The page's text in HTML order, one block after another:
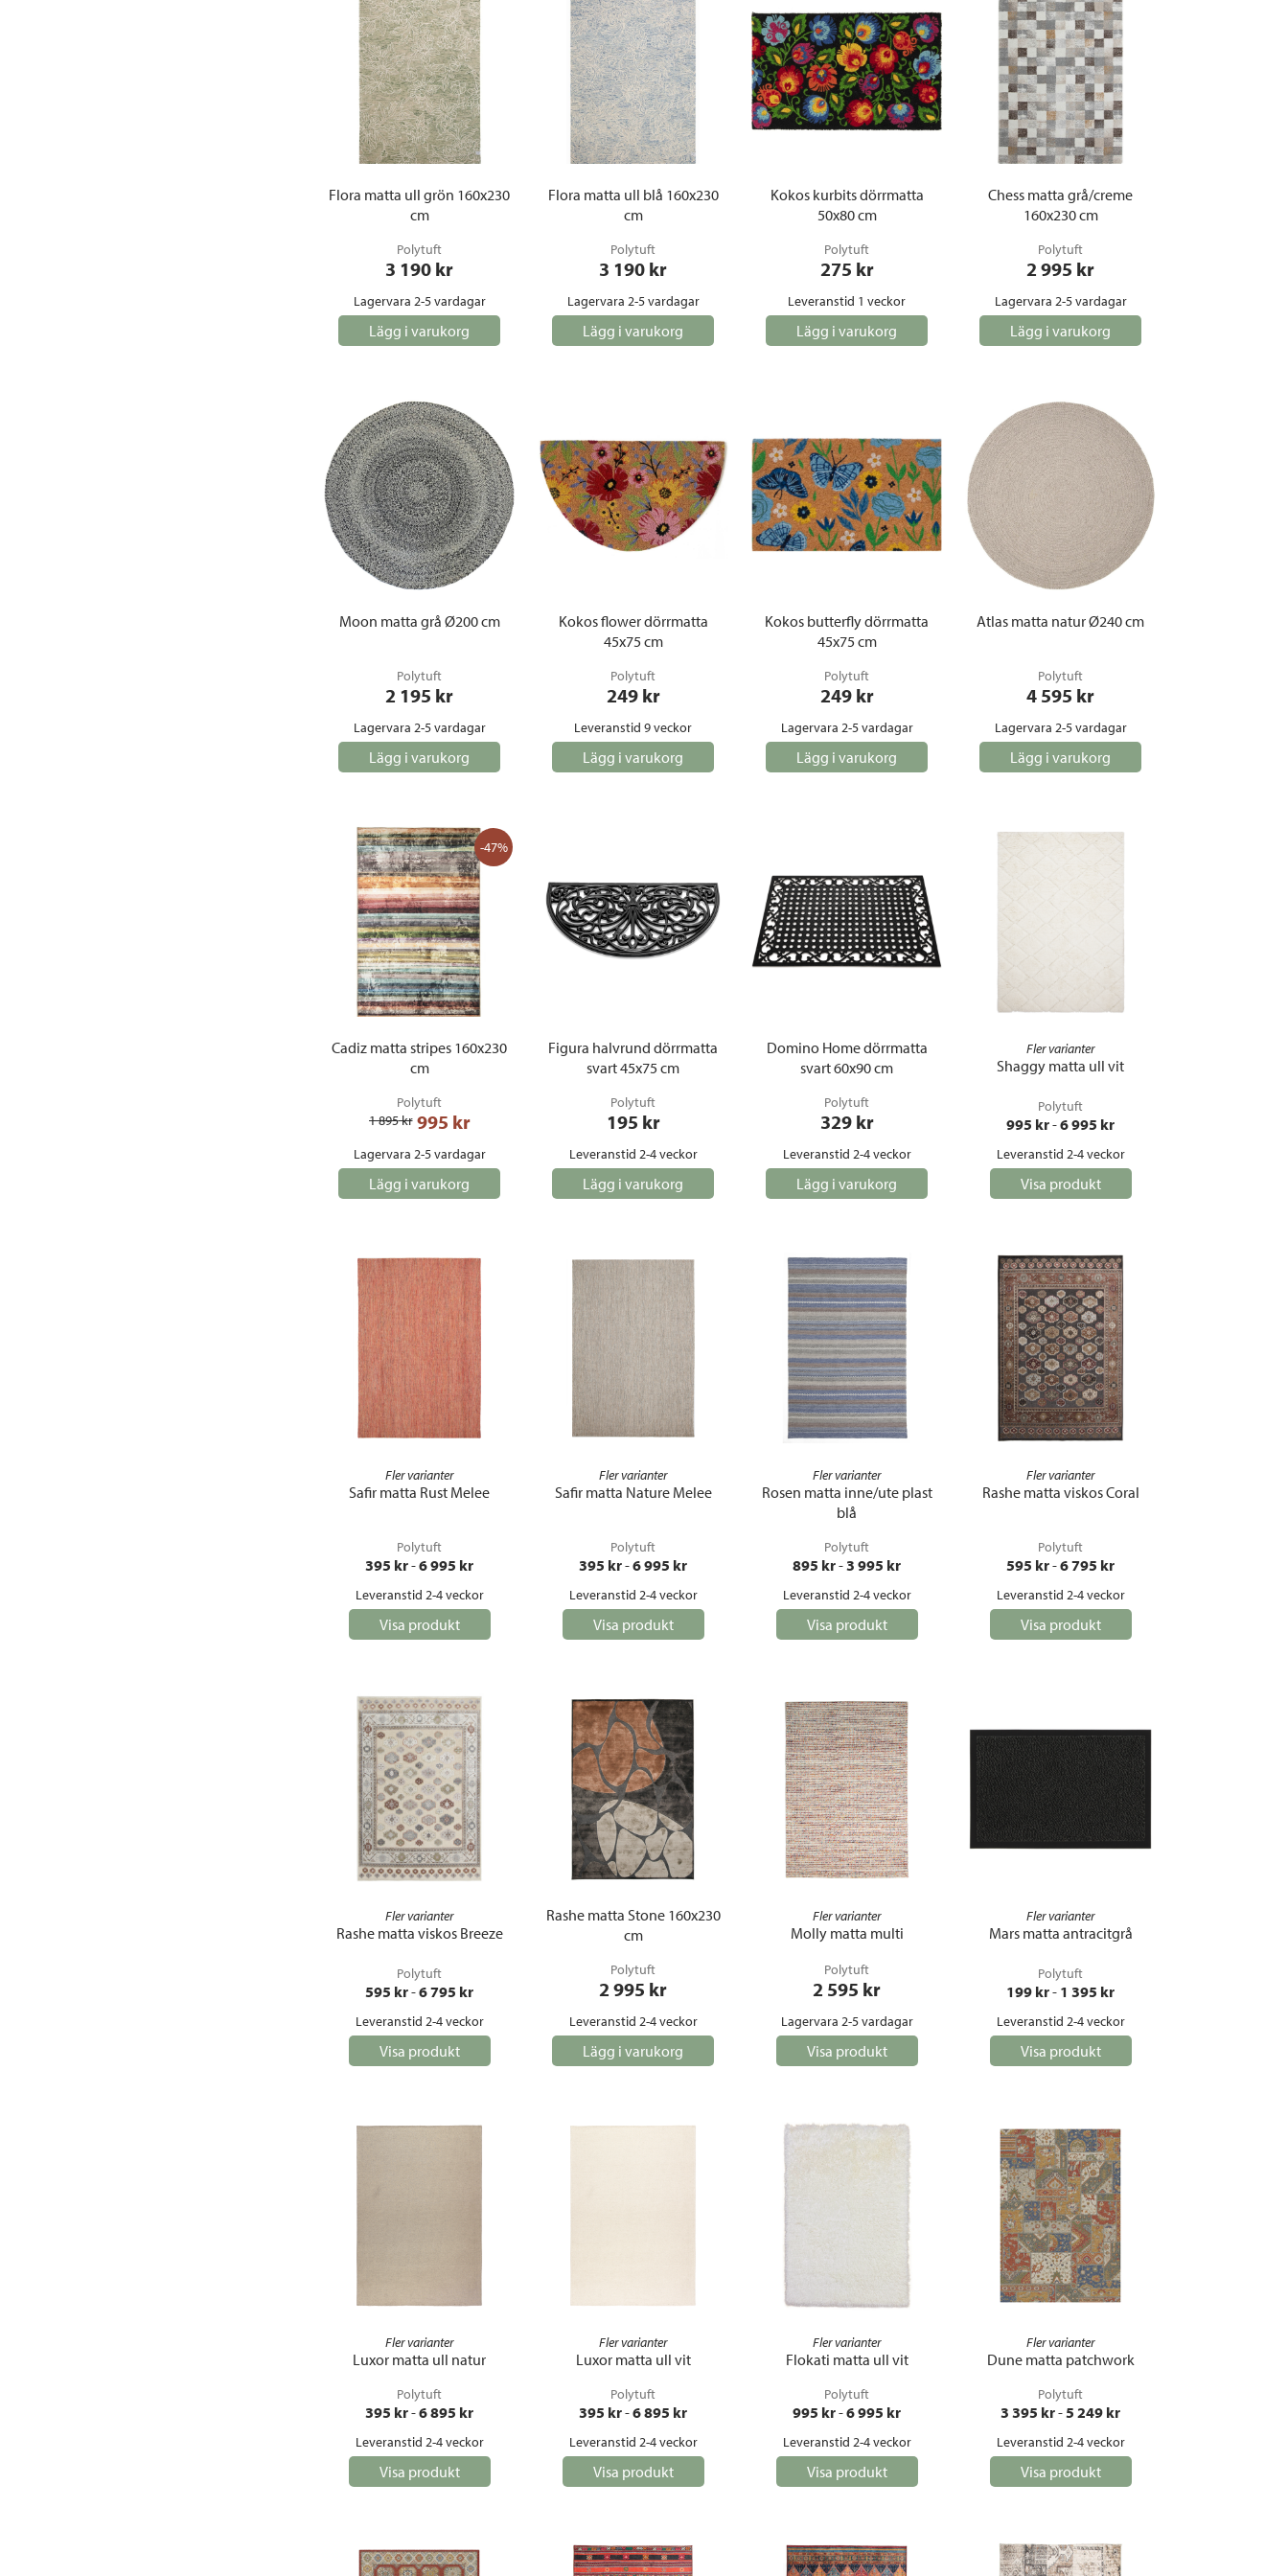
Flora matta ull grön 160x230
cm
Polytuft
3 190 kr
Lagervara 2-5 vardagar
Lägg i varukorg
Flora matta ull blå 160x230
cm
Polytuft
3 190 kr
Lagervara 2-5 vardagar
Lägg i varukorg
Kokos kurbits dörrmatta
50x80 cm
Polytuft
275 kr
Leveranstid 1 veckor
Lägg i varukorg
Chess matta grå/creme
160x230 cm
Polytuft
2 995 kr
Lagervara 2-5 vardagar
Lägg i varukorg
Moon matta grå Ø200 cm
Polytuft
2 195 kr
Lagervara 2-5 vardagar
Lägg i varukorg
Kokos flower dörrmatta
45x75 cm
Polytuft
249 kr
Leveranstid 9 veckor
Lägg i varukorg
Kokos butterfly dörrmatta
45x75 cm
Polytuft
249 kr
Lagervara 2-5 vardagar
Lägg i varukorg
Atlas matta natur Ø240 cm
Polytuft
4 595 kr
Lagervara 2-5 vardagar
Lägg i varukorg
-47%
Cadiz matta stripes 160x230
cm
Polytuft
1 895 kr 995 kr
Lagervara 2-5 vardagar
Lägg i varukorg
Figura halvrund dörrmatta
svart 45x75 cm
Polytuft
195 kr
Leveranstid 2-4 veckor
Lägg i varukorg
Domino Home dörrmatta
svart 60x90 cm
Polytuft
329 kr
Leveranstid 2-4 veckor
Lägg i varukorg
Fler varianter
Shaggy matta ull vit
Polytuft
995 kr - 6 995 kr
Leveranstid 2-4 veckor
Visa produkt
Fler varianter
Safir matta Rust Melee
Polytuft
395 kr - 6 995 kr
Leveranstid 2-4 veckor
Visa produkt
Fler varianter
Safir matta Nature Melee
Polytuft
395 kr - 6 995 kr
Leveranstid 2-4 veckor
Visa produkt
Fler varianter
Rosen matta inne/ute plast
blå
Polytuft
895 kr - 3 995 kr
Leveranstid 2-4 veckor
Visa produkt
Fler varianter
Rashe matta viskos Coral
Polytuft
595 kr - 6 795 kr
Leveranstid 2-4 veckor
Visa produkt
Fler varianter
Rashe matta viskos Breeze
Polytuft
595 kr - 6 795 kr
Leveranstid 2-4 veckor
Visa produkt
Rashe matta Stone 160x230
cm
Polytuft
2 995 kr
Leveranstid 2-4 veckor
Lägg i varukorg
Fler varianter
Molly matta multi
Polytuft
2 595 kr
Lagervara 2-5 vardagar
Visa produkt
Fler varianter
Mars matta antracitgrå
Polytuft
199 kr - 1 395 kr
Leveranstid 2-4 veckor
Visa produkt
Fler varianter
Luxor matta ull natur
Polytuft
395 kr - 6 895 kr
Leveranstid 2-4 veckor
Visa produkt
Fler varianter
Luxor matta ull vit
Polytuft
395 kr - 6 895 kr
Leveranstid 2-4 veckor
Visa produkt
Fler varianter
Flokati matta ull vit
Polytuft
995 kr - 6 995 kr
Leveranstid 2-4 veckor
Visa produkt
Fler varianter
Dune matta patchwork
Polytuft
3 395 kr - 5 249 kr
Leveranstid 2-4 veckor
Visa produkt